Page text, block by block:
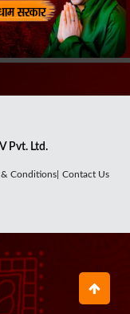
Pvt. Ltd.
& Conditions| Contact Us